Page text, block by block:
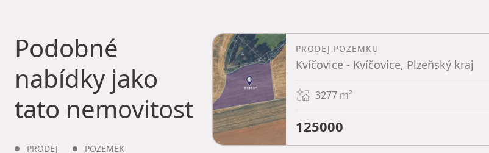
Podobné
nabídky jako
tato nemovitost
PRODEJ POZEMEK
PRODEJ POZEMKU
Kvíčovice - Kvíčovice, Plzeňský kraj
3277 m²
125000